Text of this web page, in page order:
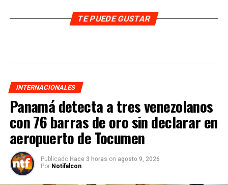
TE PUEDE GUSTAR
INTERNACIONALES
Panamá detecta a tres venezolanos
con 76 barras de oro sin declarar en
aeropuerto de Tocumen
Publicado Hace 3 horas on agosto 9, 2026
Por Notifalcon